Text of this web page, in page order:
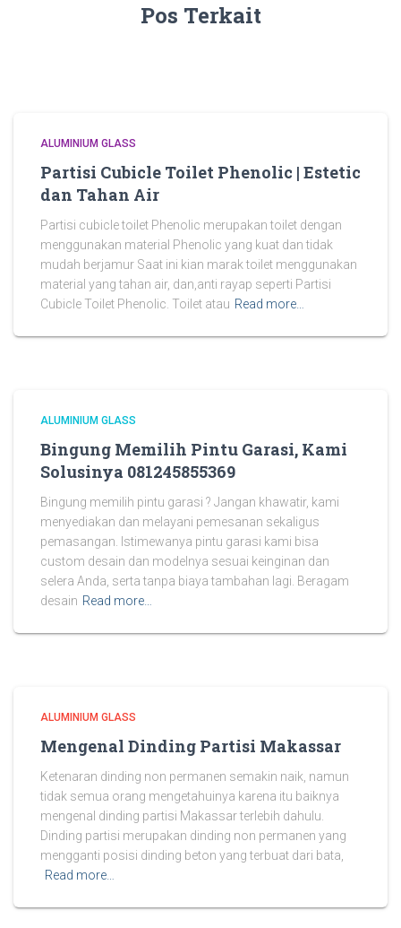
Pos Terkait
ALUMINIUM GLASS
Partisi Cubicle Toilet Phenolic | Estetic
dan Tahan Air
Partisi cubicle toilet Phenolic merupakan toilet dengan
menggunakan material Phenolic yang kuat dan tidak
mudah berjamur Saat ini kian marak toilet menggunakan
material yang tahan air, dan,anti rayap seperti Partisi
Cubicle Toilet Phenolic. Toilet atau Read more…
ALUMINIUM GLASS
Bingung Memilih Pintu Garasi, Kami
Solusinya 081245855369
Bingung memilih pintu garasi ? Jangan khawatir, kami
menyediakan dan melayani pemesanan sekaligus
pemasangan. Istimewanya pintu garasi kami bisa
custom desain dan modelnya sesuai keinginan dan
selera Anda, serta tanpa biaya tambahan lagi. Beragam
desain Read more…
ALUMINIUM GLASS
Mengenal Dinding Partisi Makassar
Ketenaran dinding non permanen semakin naik, namun
tidak semua orang mengetahuinya karena itu baiknya
mengenal dinding partisi Makassar terlebih dahulu.
Dinding partisi merupakan dinding non permanen yang
mengganti posisi dinding beton yang terbuat dari bata,
Read more…